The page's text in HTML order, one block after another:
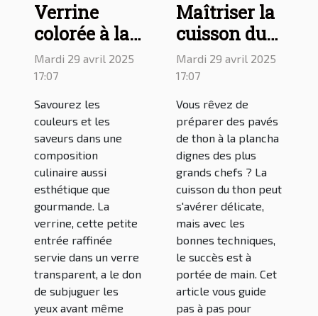
Verrine
colorée à la
betterave,
avocat et
crevette :
une
délicieuse
recette à
découvrir
Mardi 29 avril 2025
17:07
Savourez les
couleurs et les
saveurs dans une
composition
culinaire aussi
esthétique que
gourmande. La
verrine, cette petite
entrée raffinée
servie dans un verre
transparent, a le don
de subjuguer les
yeux avant même
Maîtriser la
cuisson du
thon à la
plancha :
guide pour
des pavés de
thon
parfaits
Mardi 29 avril 2025
17:07
Vous rêvez de
préparer des pavés
de thon à la plancha
dignes des plus
grands chefs ? La
cuisson du thon peut
s'avérer délicate,
mais avec les
bonnes techniques,
le succès est à
portée de main. Cet
article vous guide
pas à pas pour